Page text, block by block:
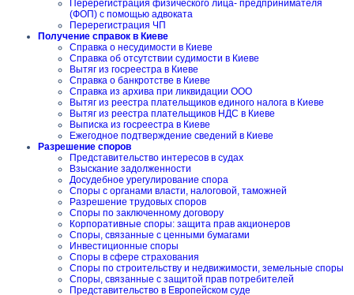
Перерегистрация физического лица- предпринимателя
(ФОП) с помощью адвоката
Перерегистрация ЧП
Получение справок в Киеве
Справка о несудимости в Киеве
Справка об отсутствии судимости в Киеве
Вытяг из госреестра в Киеве
Справка о банкротстве в Киеве
Справка из архива при ликвидации ООО
Вытяг из реестра плательщиков единого налога в Киеве
Вытяг из реестра плательщиков НДС в Киеве
Выписка из госреестра в Киеве
Ежегодное подтверждение сведений в Киеве
Разрешение споров
Представительство интересов в судах
Взыскание задолженности
Досудебное урегулирование спора
Споры с органами власти, налоговой, таможней
Разрешение трудовых споров
Споры по заключенному договору
Корпоративные споры: защита прав акционеров
Споры, связанные с ценными бумагами
Инвестиционные споры
Споры в сфере страхования
Споры по строительству и недвижимости, земельные споры
Споры, связанные с защитой прав потребителей
Представительство в Европейском суде